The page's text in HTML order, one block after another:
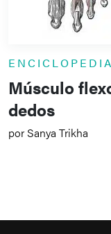
ENCICLOPEDIA
Músculo
dedos
por Sanya Trikha